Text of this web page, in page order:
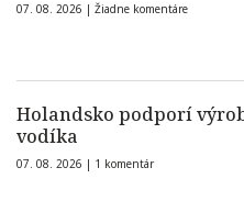
07. 08. 2026 | Žiadne komentáre
Holandsko podporí
vodíka
07. 08. 2026 | 1 komentár